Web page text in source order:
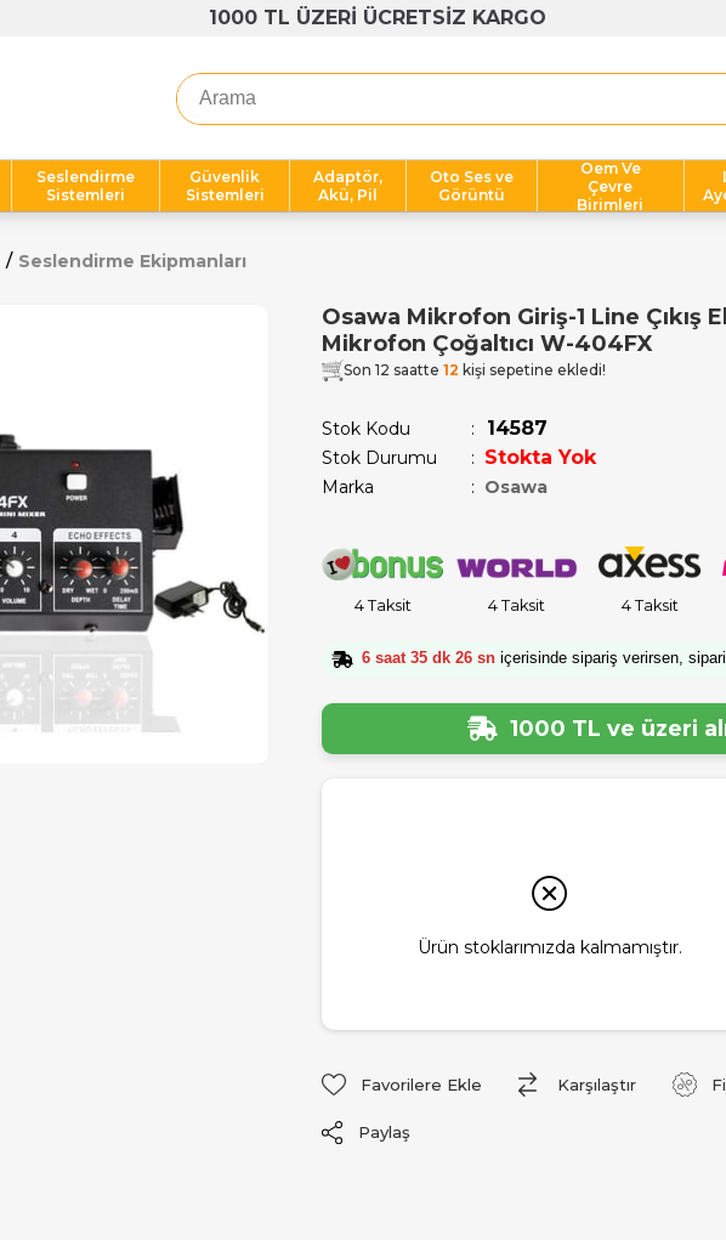
1000 TL ÜZERİ ÜCRETSİZ KARGO
Seslendirme
Sistemleri
Güvenlik
Sistemleri
Adaptör,
Akü, Pil
Oto Ses ve
Görüntü
Oem Ve
Çevre
Birimleri
Seslendirme Ekipmanları
Osawa Mikrofon Giriş-1 Line Çıkış
Mikrofon Çoğaltıcı W-404FX
Son 12 saatte 12 kişi sepetine ekledi!
Stok Kodu 14587
Stok Durumu : Stokta Yok
Marka : Osawa
4 Taksit 4 Taksit 4 Taksit
6 saat 35 dk 25 sn içerisinde sipariş verirsen,
1000 TL ve üzeri
Ürün stoklarımızda kalmamıştır.
Favorilere Ekle Karşılaştır
Paylaş